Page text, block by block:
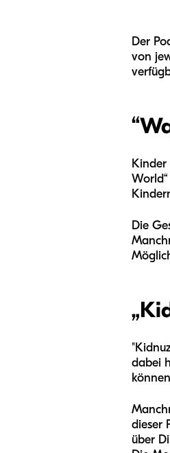
Der
von
“
Die
„
dabei
dieser
über